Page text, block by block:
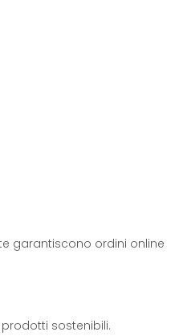
garantiscono ordini online
sostenibili.